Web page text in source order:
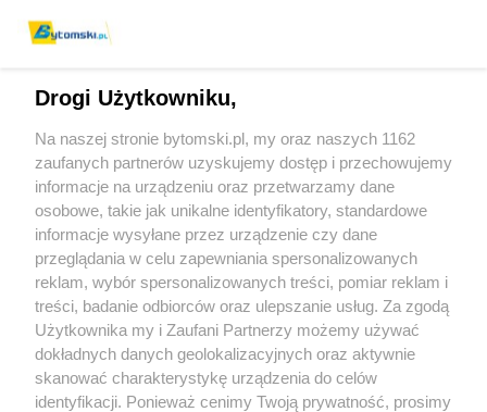
Wróć do strony głównej
ślązag.pl
0%
Drogi Użytkowniku,
Na naszej stronie bytomski.pl, my oraz naszych 1162
zaufanych partnerów uzyskujemy dostęp i przechowujemy
informacje na urządzeniu oraz przetwarzamy dane
osobowe, takie jak unikalne identyfikatory, standardowe
informacje wysyłane przez urządzenie czy dane
przeglądania w celu zapewniania spersonalizowanych
reklam, wybór spersonalizowanych treści, pomiar reklam i
treści, badanie odbiorców oraz ulepszanie usług. Za zgodą
Użytkownika my i Zaufani Partnerzy możemy używać
dokładnych danych geolokalizacyjnych oraz aktywnie
skanować charakterystykę urządzenia do celów
identyfikacji. Ponieważ cenimy Twoją prywatność, prosimy